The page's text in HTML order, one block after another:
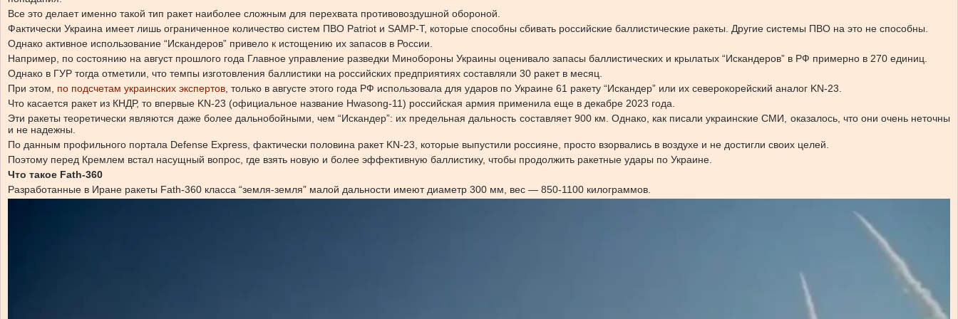
Все это делает именно такой тип ракет наиболее сложным для перехвата противовоздушной обороной.
Фактически Украина имеет лишь ограниченное количество систем ПВО Patriot и SAMP-T, которые способны сбивать российские баллистические ракеты. Другие системы ПВО на это не способны.
Однако активное использование “Искандеров” привело к истощению их запасов в России.
Например, по состоянию на август прошлого года Главное управление разведки Минобороны Украины оценивало запасы баллистических и крылатых “Искандеров” в РФ примерно в 270 единиц.
Однако в ГУР тогда отметили, что темпы изготовления баллистики на российских предприятиях составляли 30 ракет в месяц.
При этом, по подсчетам украинских экспертов, только в августе этого года РФ использовала для ударов по Украине 61 ракету “Искандер” или их северокорейский аналог KN-23.
Что касается ракет из КНДР, то впервые KN-23 (официальное название Hwasong-11) российская армия применила еще в декабре 2023 года.
Эти ракеты теоретически являются даже более дальнобойными, чем “Искандер”: их предельная дальность составляет 900 км. Однако, как писали украинские СМИ, оказалось, что они очень неточны
и не надежны.
По данным профильного портала Defense Express, фактически половина ракет KN-23, которые выпустили россияне, просто взорвались в воздухе и не достигли своих целей.
Поэтому перед Кремлем встал насущный вопрос, где взять новую и более эффективную баллистику, чтобы продолжить ракетные удары по Украине.
Что такое Fath-360
Разработанные в Иране ракеты Fath-360 класса “земля-земля” малой дальности имеют диаметр 300 мм, вес — 850-1100 килограммов.